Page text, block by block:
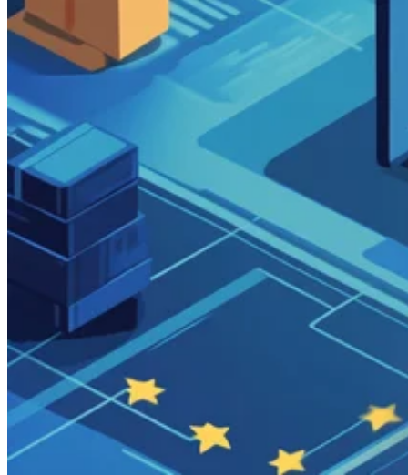
Guides
Guides fiscaux par pays
Tous les guides Europe Amériques
Afrique
La VAT pour les débutants